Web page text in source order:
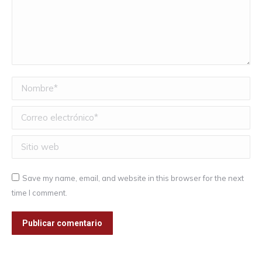
Nombre *
Correo electrónico *
Sitio web
Save my name, email, and website in this browser for the next
time I comment.
Publicar comentario